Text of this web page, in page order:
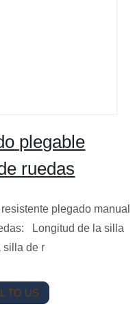
plegable
ruedas
plegado manual
Longitud de la silla
silla de r
TO US